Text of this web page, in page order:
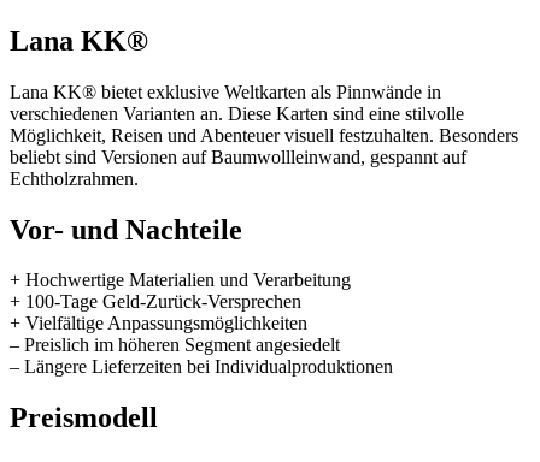
Lana KK®
Lana KK® bietet exklusive Weltkarten als Pinnwände in
verschiedenen Varianten an. Diese Karten sind eine stilvolle
Möglichkeit, Reisen und Abenteuer visuell festzuhalten. Besonders
beliebt sind Versionen auf Baumwollleinwand, gespannt auf
Echtholzrahmen.
Vor- und Nachteile
+ Hochwertige Materialien und Verarbeitung
+ 100-Tage Geld-Zurück-Versprechen
+ Vielfältige Anpassungsmöglichkeiten
– Preislich im höheren Segment angesiedelt
– Längere Lieferzeiten bei Individualproduktionen
Preismodell